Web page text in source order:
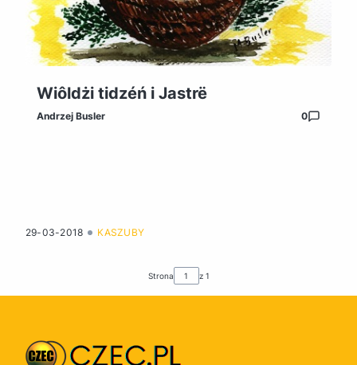
Wiôldżi tidzéń i Jastrë
Andrzej Busler 0
29-03-2018 KASZUBY
Strona z 1